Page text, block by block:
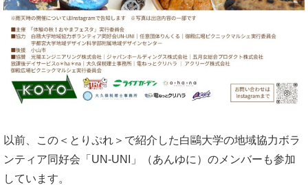
以前、この＜とりぷれ＞で紹介した白鷗大学の地域協力ボラ
ンティア同好会「UN-UNI」（あんゆに）のメンバーも参加
しています。